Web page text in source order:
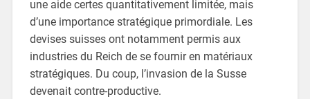
une aide certes quantitativement limitée, mais
d’une importance stratégique primordiale. Les
devises suisses ont notamment permis aux
industries du Reich de se fournir en matériaux
stratégiques. Du coup, l’invasion de la Susse
devenait contre-productive.